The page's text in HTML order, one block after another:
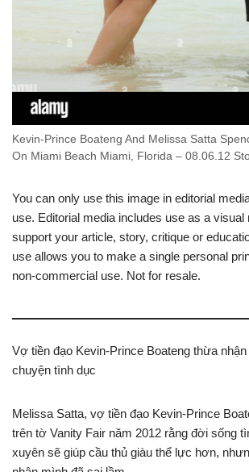
Kevin-Prince Boateng And Melissa Satta
On Miami Beach Miami, Florida – 08.06.12
You can only use this image in editorial
use. Editorial media includes use as a visual
support your article, story, critique or
use allows you to make a single personal
non-commercial use. Not for resale.
Vợ tiền đạo Kevin-Prince Boateng thừa
chuyện tình dục
Melissa Satta, vợ tiền đạo Kevin-Prince
trên tờ Vanity Fair năm 2012 rằng đời sống
xuyên sẽ giúp cầu thủ giàu thể lực hơn,